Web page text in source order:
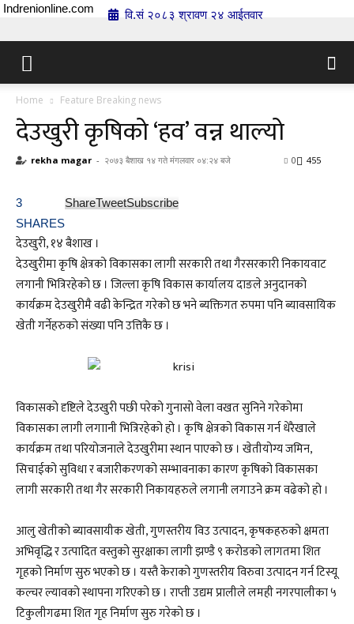
Indrenionline.com वि.सं २०८३ श्रावण २४ आईतवार
Home Feature Breaking news
देउखुरी कृषिको ‘हव’ वन्न थाल्यो
rekha magar - २०७३ बैशाख १४ गते मंगलवार ०४:२४ बजे 455
0
3
SHARES
ShareTweetSubscribe
देउखुरी, १४ बैशाख ।
देउखुरीमा कृषि क्षेत्रको विकासका लागी सरकारी तथा गैरसरकारी निकायवाट
लगानी भित्रिरहेको छ । जिल्ला कृषि विकास कार्यालय दाङले अनुदानको
कार्यक्रम देउखुरीमै वढी केन्द्रित गरेको छ भने ब्यक्तिगत रुपमा पनि ब्यावसायिक
खेती गर्नेहरुको संख्या पनि उत्तिकै छ ।
विकासको दृष्टिले देउखुरी पछी परेको गुनासो वेला वखत सुनिने गरेकोमा
विकासका लागी लगाानी भित्रिरहेको हो । कृषि क्षेत्रको विकास गर्न धेरैखाले
कार्यक्रम तथा परियोजनाले देउखुरीमा स्थान पाएको छ । खेतीयोग्य जमिन,
सिचाईको सुविधा र बजारीकरणको सम्भावनाका कारण कृषिको विकासका
लागी सरकारी तथा गैर सरकारी निकायहरुले लगानी लगाउने क्रम वढेको हो ।
आलु खेतीको ब्यावसायीक खेती, गुणस्तरीय विउ उत्पादन, कृषकहरुको क्षमता
अभिवृद्धि र उत्पादित वस्तुको सुरक्षाका लागी झण्डै ९ करोडको लागतमा शित
गृहको निर्माण सुरु भएको छ । यस्तै केराको गुणस्तरीय विरुवा उत्पादन गर्न टिस्यू
कल्चर ल्यावको स्थापना गरिएको छ । राप्ती उद्यम प्रालीले लमही नगरपालीका ५
टिकुलीगढमा शित गृह निर्माण सुरु गरेको छ ।